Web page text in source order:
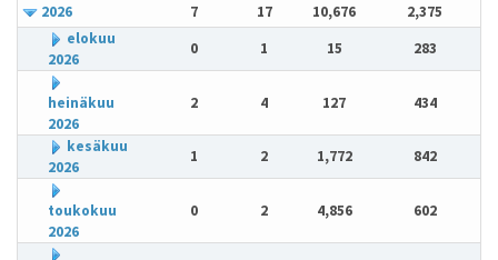
2026 7 17 10,676
2,375
elokuu
2026
0 1 15 283
heinäkuu
2026
2 4 127 434
kesäkuu
2026
1 2 1,772 842
toukokuu
2026
0 2 4,856 602